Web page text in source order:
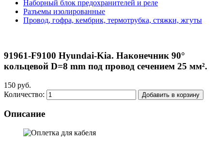
Наборный блок предохранителей и реле
Разъемы изолированные
Провод, гофра, кембрик, термотрубка, стяжки, жгуты
91961-F9100 Hyundai-Kia. Наконечник 90°
кольцевой D=8 mm под провод сечением 25 мм².
150 руб.
Количество:
Добавить в корзину
Описание